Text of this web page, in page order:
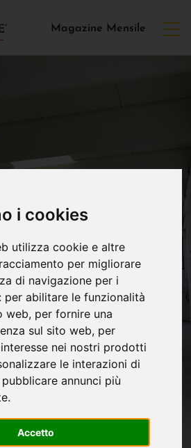
i cookies
utilizza cookie e altre
per migliorare
di navigazione per i
per abilitare le funzionalità
web, per fornire una
sul sito web, per
nei nostri prodotti
le interazioni di
annunci più
.
Accetto
Magazine Mensile